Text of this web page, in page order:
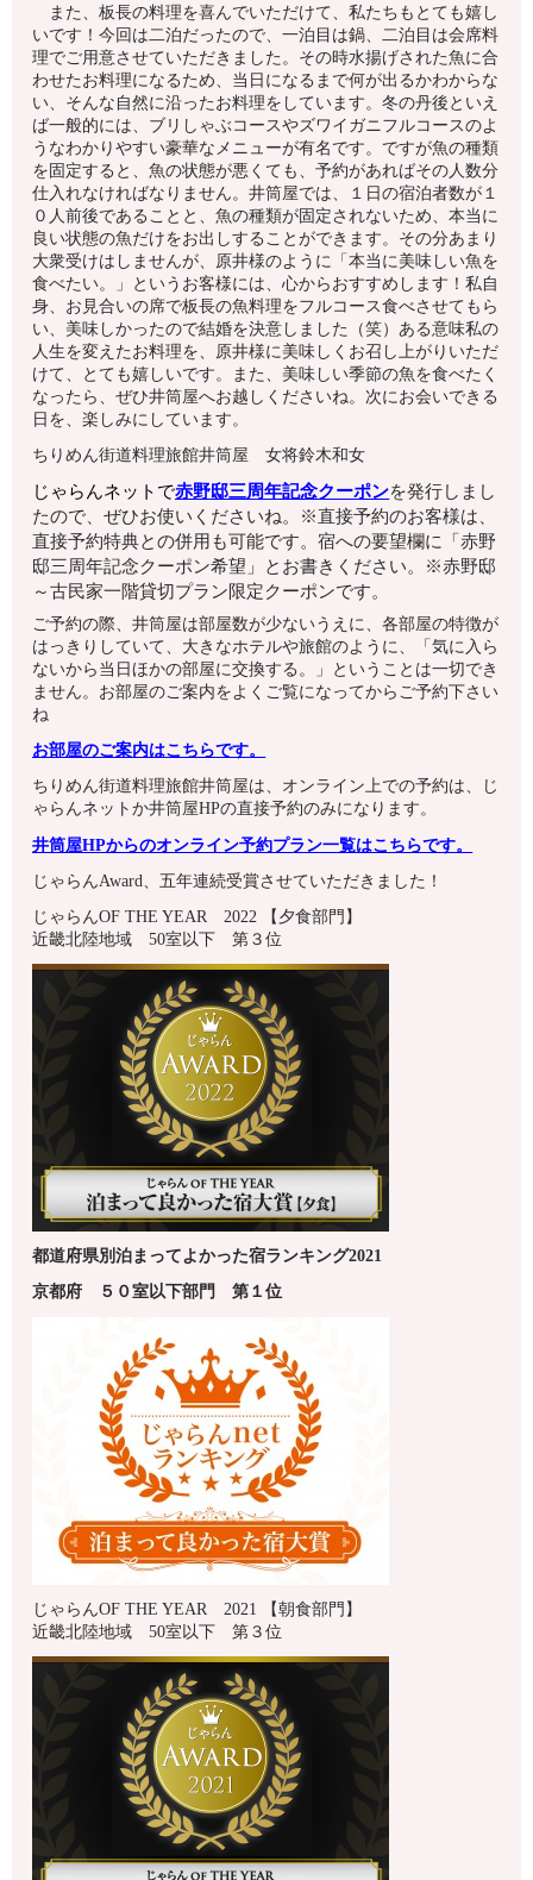
また、板長の料理を喜んでいただけて、私たちもとても嬉し
いです！今回は二泊だったので、一泊目は鍋、二泊目は会席料
理でご用意させていただきました。その時水揚げされた魚に合
わせたお料理になるため、当日になるまで何が出るかわからな
い、そんな自然に沿ったお料理をしています。冬の丹後といえ
ば一般的には、ブリしゃぶコースやズワイガニフルコースのよ
うなわかりやすい豪華なメニューが有名です。ですが魚の種類
を固定すると、魚の状態が悪くても、予約があればその人数分
仕入れなければなりません。井筒屋では、１日の宿泊者数が１
０人前後であることと、魚の種類が固定されないため、本当に
良い状態の魚だけをお出しすることができます。その分あまり
大衆受けはしませんが、原井様のように「本当に美味しい魚を
食べたい。」というお客様には、心からおすすめします！私自
身、お見合いの席で板長の魚料理をフルコース食べさせてもら
い、美味しかったので結婚を決意しました（笑）ある意味私の
人生を変えたお料理を、原井様に美味しくお召し上がりいただ
けて、とても嬉しいです。また、美味しい季節の魚を食べたく
なったら、ぜひ井筒屋へお越しくださいね。次にお会いできる
日を、楽しみにしています。
ちりめん街道料理旅館井筒屋 女将鈴木和女
じゃらんネットで赤野邸三周年記念クーポンを発行しまし
たので、ぜひお使いくださいね。※直接予約のお客様は、
直接予約特典との併用も可能です。宿への要望欄に「赤野
邸三周年記念クーポン希望」とお書きください。※赤野邸
～古民家一階貸切プラン限定クーポンです。
ご予約の際、井筒屋は部屋数が少ないうえに、各部屋の特徴が
はっきりしていて、大きなホテルや旅館のように、「気に入ら
ないから当日ほかの部屋に交換する。」ということは一切でき
ません。お部屋のご案内をよくご覧になってからご予約下さい
ね
お部屋のご案内はこちらです。
ちりめん街道料理旅館井筒屋は、オンライン上での予約は、じ
ゃらんネットか井筒屋HPの直接予約のみになります。
井筒屋HPからのオンライン予約プラン一覧はこちらです。
じゃらんAward、五年連続受賞させていただきました！
じゃらんOF THE YEAR 2022 【夕食部門】
近畿北陸地域 50室以下 第３位
都道府県別泊まってよかった宿ランキング2021
京都府 ５０室以下部門 第１位
じゃらんOF THE YEAR 2021 【朝食部門】
近畿北陸地域 50室以下 第３位